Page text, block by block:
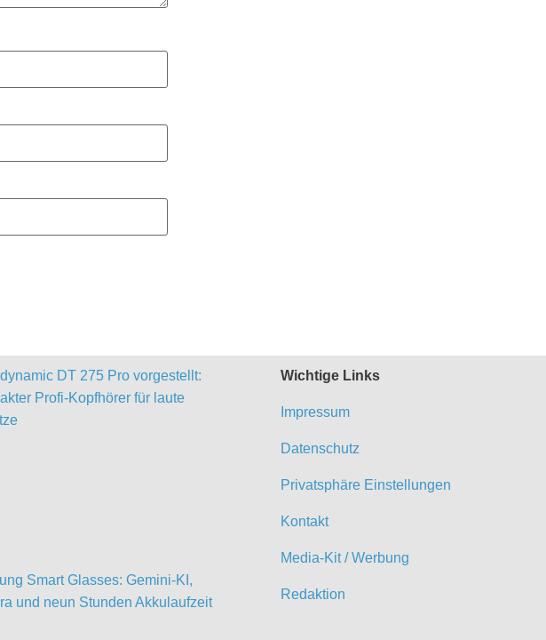
DT 275 Pro vorgestellt:
Profi-Kopfhörer für laute
Smart Glasses: Gemini-KI,
und neun Stunden Akkulaufzeit
Wichtige Links
Impressum
Datenschutz
Privatsphäre Einstellungen
Kontakt
Media-Kit / Werbung
Redaktion